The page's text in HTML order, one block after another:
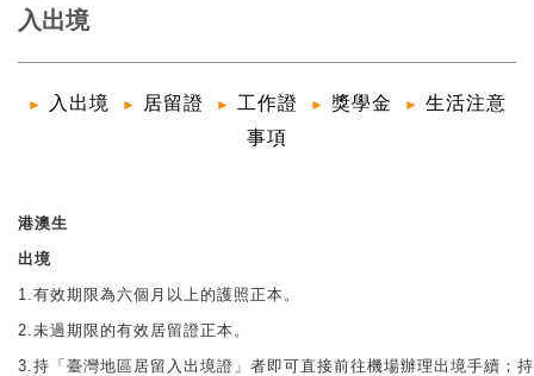
入出境
► 入出境 ► 居留證 ► 工作證 ► 獎學金 ► 生活注意
事項
港澳生
出境
1.有效期限為六個月以上的護照正本。
2.未過期限的有效居留證正本。
3.持「臺灣地區居留入出境證」者即可直接前往機場辦理出境手續；